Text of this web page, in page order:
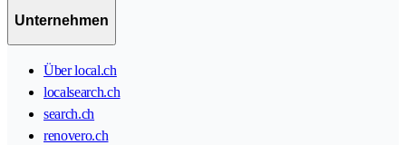
Unternehmen
Über local.ch
localsearch.ch
search.ch
renovero.ch